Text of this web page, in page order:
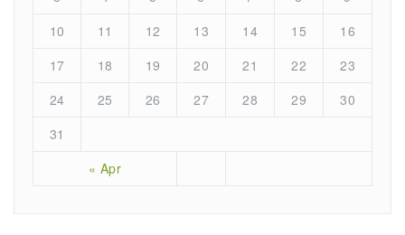
« Apr
10
11 12 13 14 15
16
17
18 19 20 21 22
23
24
25 26 27 28 29
30
31